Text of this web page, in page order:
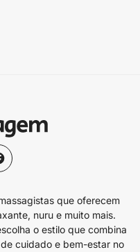
que oferecem
nuru e muito mais.
o estilo que combina
cuidado e bem-estar no